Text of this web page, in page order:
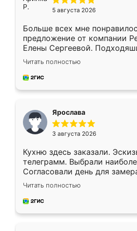
5 августа 2026
Больше всех мне
предложение от компании
Елены Сергеевой.
короткие сроки
для замера сотрудник
предложил по моему эскизу
Читать полностью
Ярослава
3 августа 2026
Кухню здесь заказали.
телеграмм. Выбрали
Согласовали день для
недели кухня была уже
довольны работой. Спасибо
мебель за качественную
Читать полностью